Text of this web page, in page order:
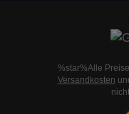
%star%Alle
Versandkosten